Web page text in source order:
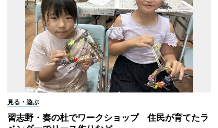
見る・遊ぶ
習志野・奏の杜でワークショップ 住民が育てたラ